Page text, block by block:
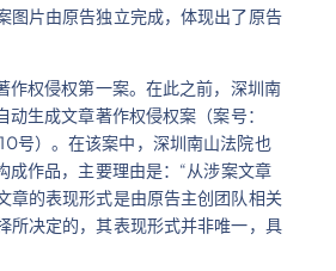
图片由原告独立完成，体现出了原告
作权侵权第一案。在此之前，深圳南
生成文章著作权侵权案（案号：
号）。在该案中，深圳南山法院也
成作品，主要理由是：“从涉案文章
章的表现形式是由原告主创团队相关
所决定的，其表现形式并非唯一，具